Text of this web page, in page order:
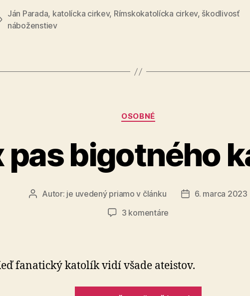
a
Ján Parada, katolícka cirkev, Rímskokatolícka cirkev, škodlivosť
náboženstiev
Kategórie
OSOBNÉ
pas bigotného
AutorAutor: je uvedený priamo v článku
Dátum
6. marca 2023
3 komentáre
katolíka
fanatický katolík vidí všade ateistov.